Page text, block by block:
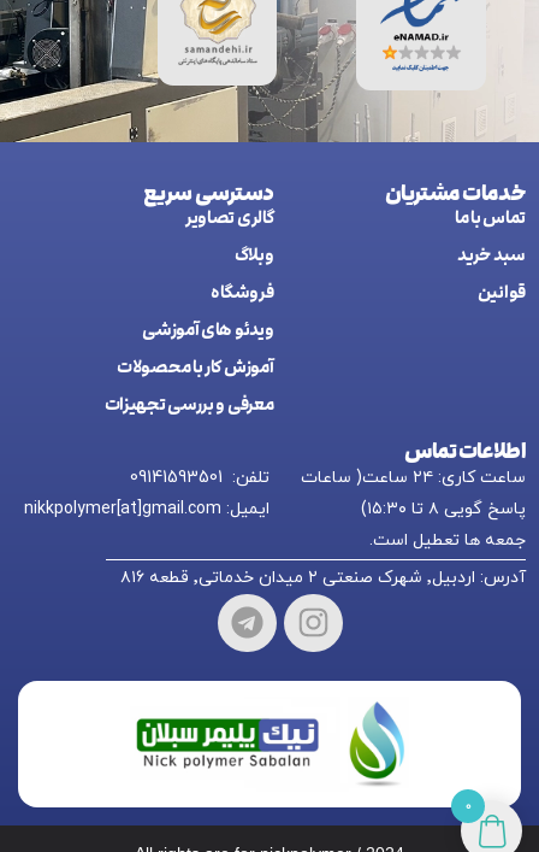
خدمات مشتریان
تماس با ما
سبد خرید
قوانین
دسترسی سریع
گالری تصاویر
وبلاگ
فروشگاه
ويدئو های آموزشی
آموزش کار با محصولات
معرفی و بررسی تجهیزات
اطلاعات تماس
ساعت کاری: ۲۴ ساعت( ساعات
پاسخ گویی ۸ تا ۱۵:۳۰)
جمعه ها تعطیل است.
تلفن: 09141593501
ایمیل: nikkpolymer[at]gmail.com
آدرس: اردبیل٬ شهرک صنعتی ۲ میدان خدماتی٬ قطعه ۸۱۶
0